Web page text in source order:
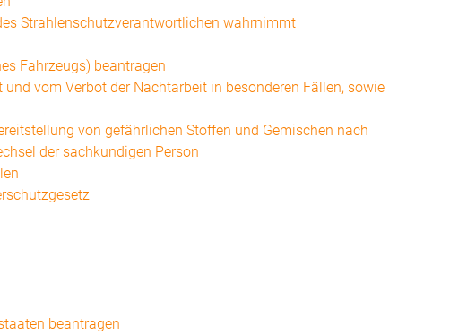
Strahlenschutzverantwortlichen wahrnimmt
Fahrzeugs) beantragen
vom Verbot der Nachtarbeit in besonderen Fällen, sowie
von gefährlichen Stoffen und Gemischen nach
der sachkundigen Person
beantragen